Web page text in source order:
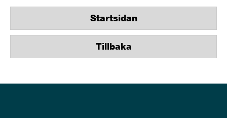
Startsidan
Tillbaka